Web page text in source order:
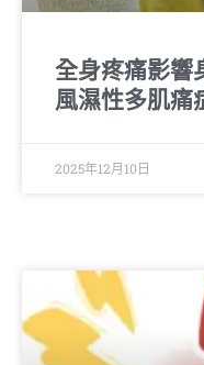
全身疼痛影響
風濕性多肌痛
2025年12月10日